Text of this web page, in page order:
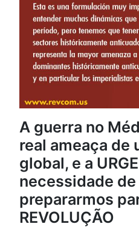
A guerra no
real ameaça de
global, e a
necessidade de
prepararmos
REVOLUÇÃO